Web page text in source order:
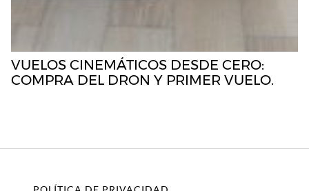
VUELOS CINEMÁTICOS DESDE CERO:
COMPRA DEL DRON Y PRIMER VUELO.